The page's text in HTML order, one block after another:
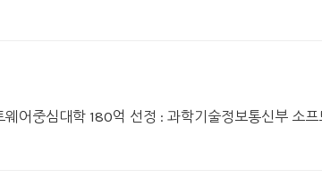
어중심대학 180억 선정 : 과학기술정보통신부 소